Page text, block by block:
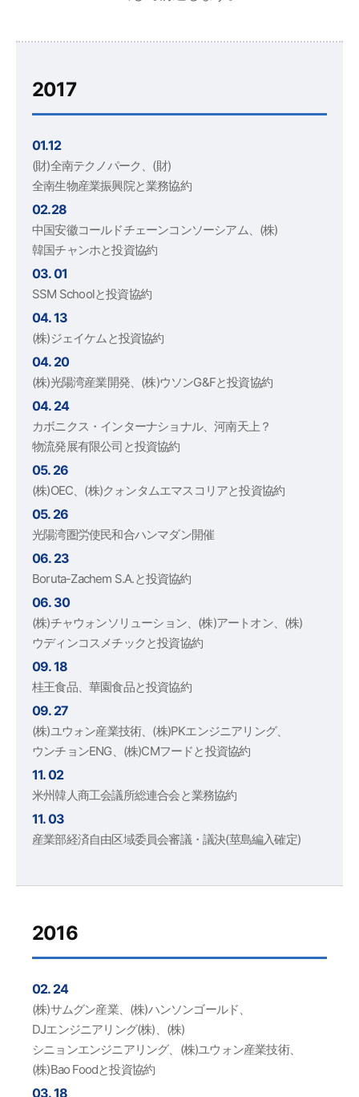
2017
01.12
(財)全南テクノパーク、(財)
全南生物産業振興院と業務協約
02.28
中国安徽コールドチェーンコンソーシアム、(株)
韓国チャンホと投資協約
03. 01
SSM Schoolと投資協約
04. 13
(株)ジェイケムと投資協約
04. 20
(株)光陽湾産業開発、(株)ウソンG&Fと投資協約
04. 24
カボニクス・インターナショナル、河南天上？
物流発展有限公司と投資協約
05. 26
(株)OEC、(株)クォンタムエマスコリアと投資協約
05. 26
光陽湾圏労使民和合ハンマダン開催
06. 23
Boruta-Zachem S.A.と投資協約
06. 30
(株)チャウォンソリューション、(株)アートオン、(株)
ウディンコスメチックと投資協約
09. 18
桂王食品、華園食品と投資協約
09. 27
(株)ユウォン産業技術、(株)PKエンジニアリング、
ウンチョンENG、(株)CMフードと投資協約
11. 02
米州韓人商工会議所総連合会と業務協約
11. 03
産業部経済自由区域委員会審議・議決(莖島編入確定)
2016
02. 24
(株)サムグン産業、(株)ハンソンゴールド、
DJエンジニアリング(株)、(株)
シニョンエンジニアリング、(株)ユウォン産業技術、
(株)Bao Foodと投資協約
03. 18